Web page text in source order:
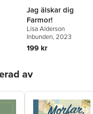
Jag älskar dig
Farmor!
Lisa Alderson
Inbunden, 2023
199 kr
av